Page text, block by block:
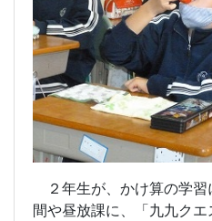
２年生が、かけ算の学習
間や昼放課に、「九九ク